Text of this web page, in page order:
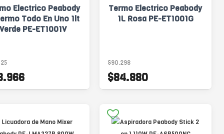
Electrico Peabody
Todo En Uno 1lt
Verde PE-ET1001V
Termo Electrico Peabody
1L Rosa PE-ET1001G
$90.298
$84.880